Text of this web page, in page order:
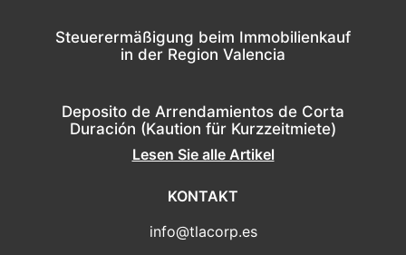
Steuerermäßigung beim Immobilienkauf
in der Region Valencia
Deposito de Arrendamientos de Corta
Duración (Kaution für Kurzzeitmiete)
Lesen Sie alle Artikel
KONTAKT
info@tlacorp.es